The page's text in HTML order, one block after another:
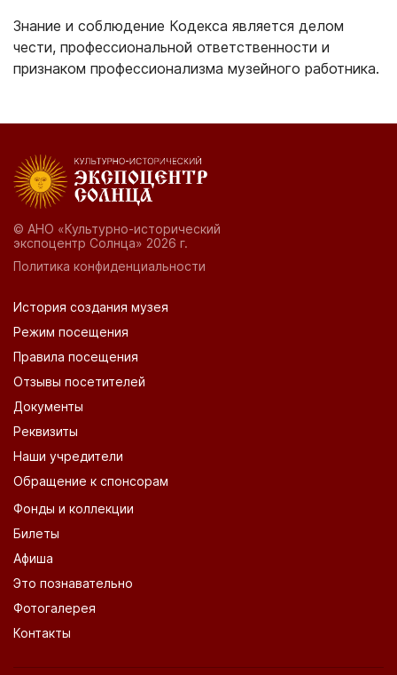
Знание и соблюдение Кодекса является делом
чести, профессиональной ответственности и
признаком профессионализма музейного работника.
© АНО «Культурно-исторический
экспоцентр Солнца» 2026 г.
Политика конфиденциальности
История создания музея
Режим посещения
Правила посещения
Отзывы посетителей
Документы
Реквизиты
Наши учредители
Обращение к спонсорам
Фонды и коллекции
Билеты
Афиша
Это познавательно
Фотогалерея
Контакты